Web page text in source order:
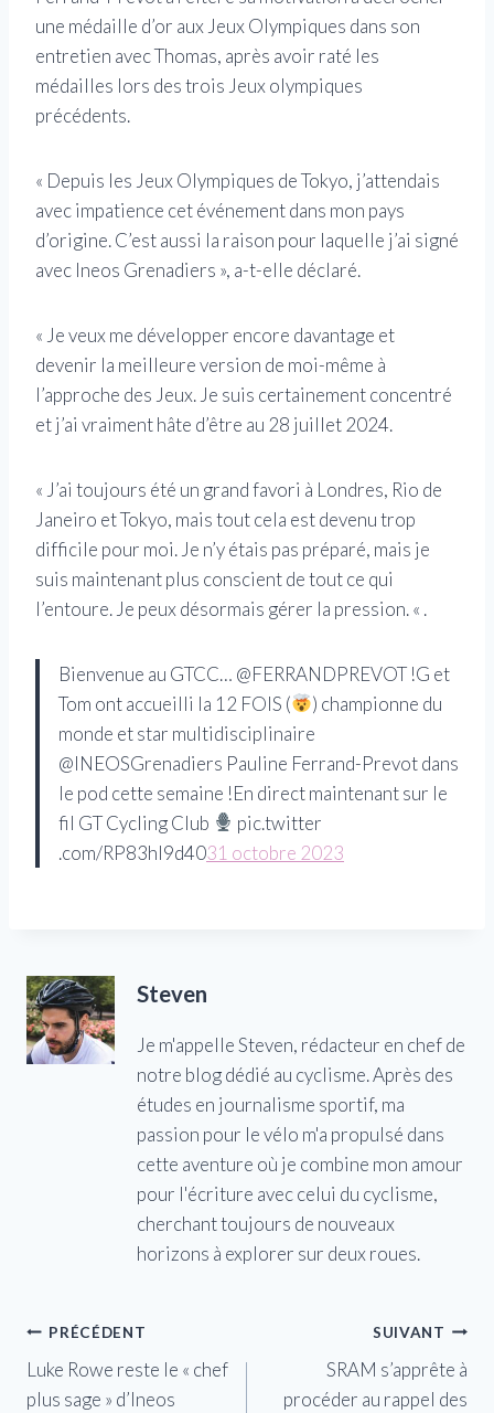
une médaille d’or aux Jeux Olympiques dans son
entretien avec Thomas, après avoir raté les
médailles lors des trois Jeux olympiques
précédents.
« Depuis les Jeux Olympiques de Tokyo, j’attendais
avec impatience cet événement dans mon pays
d’origine. C’est aussi la raison pour laquelle j’ai signé
avec Ineos Grenadiers », a-t-elle déclaré.
« Je veux me développer encore davantage et
devenir la meilleure version de moi-même à
l’approche des Jeux. Je suis certainement concentré
et j’ai vraiment hâte d’être au 28 juillet 2024.
« J’ai toujours été un grand favori à Londres, Rio de
Janeiro et Tokyo, mais tout cela est devenu trop
difficile pour moi. Je n’y étais pas préparé, mais je
suis maintenant plus conscient de tout ce qui
l’entoure. Je peux désormais gérer la pression. « .
Bienvenue au GTCC… @FERRANDPREVOT !G et
Tom ont accueilli la 12 FOIS (
) championne du
monde et star multidisciplinaire
@INEOSGrenadiers Pauline Ferrand-Prevot dans
le pod cette semaine !En direct maintenant sur le
fil GT Cycling Club
pic.twitter
.com/RP83hl9d4031 octobre 2023
Steven
Je m'appelle Steven, rédacteur en chef de
notre blog dédié au cyclisme. Après des
études en journalisme sportif, ma
passion pour le vélo m'a propulsé dans
cette aventure où je combine mon amour
pour l'écriture avec celui du cyclisme,
cherchant toujours de nouveaux
horizons à explorer sur deux roues.
Navigation
de
PRÉCÉDENT
Luke Rowe reste le « chef
plus sage » d’Ineos
SUIVANT
SRAM s’apprête à
procéder au rappel des